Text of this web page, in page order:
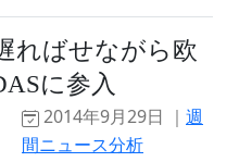
ればせながら欧
に参入
2014年9月29日 ｜ 週
間ニュース分析